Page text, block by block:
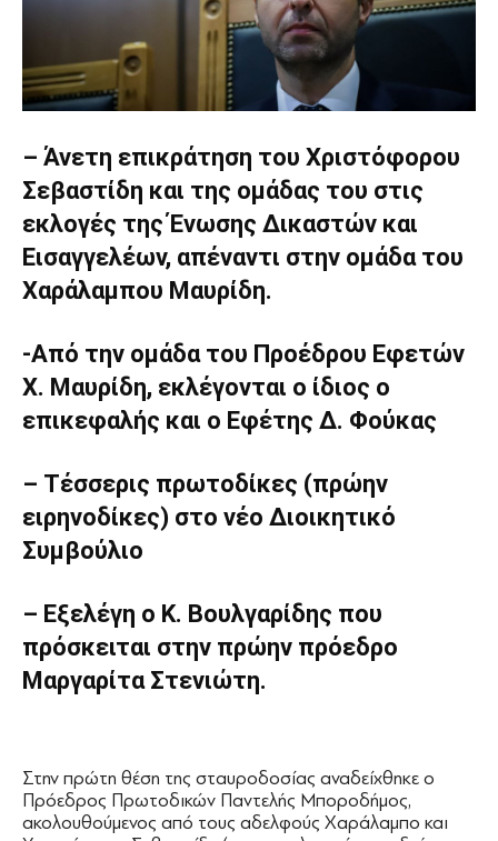
– Άνετη επικράτηση του Χριστόφορου
Σεβαστίδη και της ομάδας του στις
εκλογές της Ένωσης Δικαστών και
Εισαγγελέων, απέναντι στην ομάδα του
Χαράλαμπου Μαυρίδη.
-Από την ομάδα του Προέδρου Εφετών
Χ. Μαυρίδη, εκλέγονται ο ίδιος ο
επικεφαλής και ο Εφέτης Δ. Φούκας
– Τέσσερις πρωτοδίκες (πρώην
ειρηνοδίκες) στο νέο Διοικητικό
Συμβούλιο
– Εξελέγη ο Κ. Βουλγαρίδης που
πρόσκειται στην πρώην πρόεδρο
Μαργαρίτα Στενιώτη.
Στην πρώτη θέση της σταυροδοσίας αναδείχθηκε ο
Πρόεδρος Πρωτοδικών Παντελής Μποροδήμος,
ακολουθούμενος από τους αδελφούς Χαράλαμπο και